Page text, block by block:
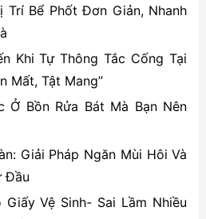
Trí Bể Phốt Đơn Giản, Nhanh
Khi Tự Thông Tắc Cống Tại
Mất, Tật Mang”
Ở Bồn Rửa Bát Mà Bạn Nên
Giải Pháp Ngăn Mùi Hôi Và
Đầu
Vệ Sinh- Sai Lầm Nhiều